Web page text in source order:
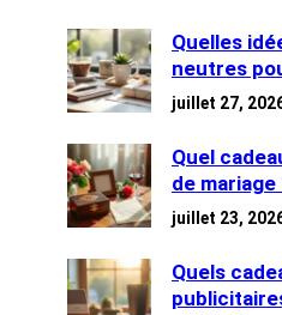
Quelles
neutres
juillet 27,
Quel
de mariage
juillet 23,
Quels